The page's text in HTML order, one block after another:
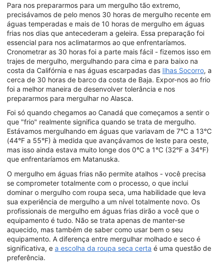
Para nos prepararmos para um mergulho tão extremo,
precisávamos de pelo menos 30 horas de mergulho recente em
águas temperadas e mais de 10 horas de mergulho em águas
frias nos dias que antecederam a geleira. Essa preparação foi
essencial para nos aclimatarmos ao que enfrentaríamos.
Cronometrar as 30 horas foi a parte mais fácil - fizemos isso em
trajes de mergulho, mergulhando para cima e para baixo na
costa da Califórnia e nas águas escarpadas das Ilhas Socorro, a
cerca de 30 horas de barco da costa de Baja. Expor-nos ao frio
foi a melhor maneira de desenvolver tolerância e nos
prepararmos para mergulhar no Alasca.
Foi só quando chegamos ao Canadá que começamos a sentir o
que "frio" realmente significa quando se trata de mergulho.
Estávamos mergulhando em águas que variavam de 7°C a 13°C
(44°F a 55°F) à medida que avançávamos de leste para oeste,
mas isso ainda estava muito longe dos 0°C a 1°C (32°F a 34°F)
que enfrentaríamos em Matanuska.
O mergulho em águas frias não permite atalhos - você precisa
se comprometer totalmente com o processo, o que inclui
dominar o mergulho com roupa seca, uma habilidade que leva
sua experiência de mergulho a um nível totalmente novo. Os
profissionais de mergulho em águas frias dirão a você que o
equipamento é tudo. Não se trata apenas de manter-se
aquecido, mas também de saber como usar bem o seu
equipamento. A diferença entre mergulhar molhado e seco é
significativa, e a escolha da roupa seca certa é uma questão de
preferência.